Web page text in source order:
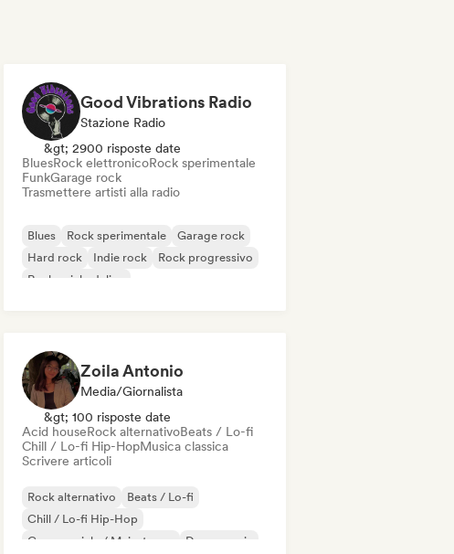
Good Vibrations Radio
Stazione Radio
&gt; 2900 risposte date
BluesRock elettronicoRock sperimentale
FunkGarage rock
Trasmettere artisti alla radio
Blues Rock sperimentale
Garage rock
Hard rock
Indie rock
Rock progressivo
Rock psichedelico
Zoila Antonio
Media/Giornalista
&gt; 100 risposte date
Acid houseRock alternativoBeats / Lo-fi
Chill / Lo-fi Hip-HopMusica classica
Scrivere articoli
Rock alternativo
Beats / Lo-fi
Chill / Lo-fi Hip-Hop
Commerciale / Mainstream
Dance music